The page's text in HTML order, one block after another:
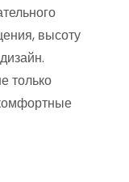
высоту
только